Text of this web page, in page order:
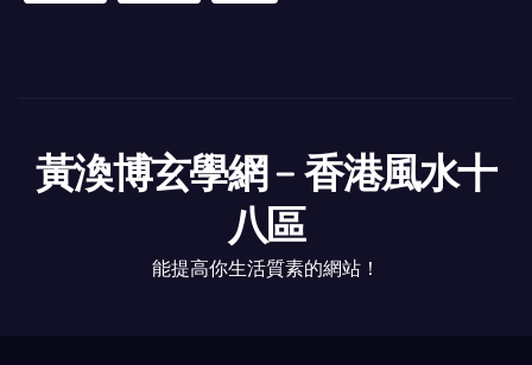
黃渙博玄學網﹣香港風水十
八區
能提高你生活質素的網站！